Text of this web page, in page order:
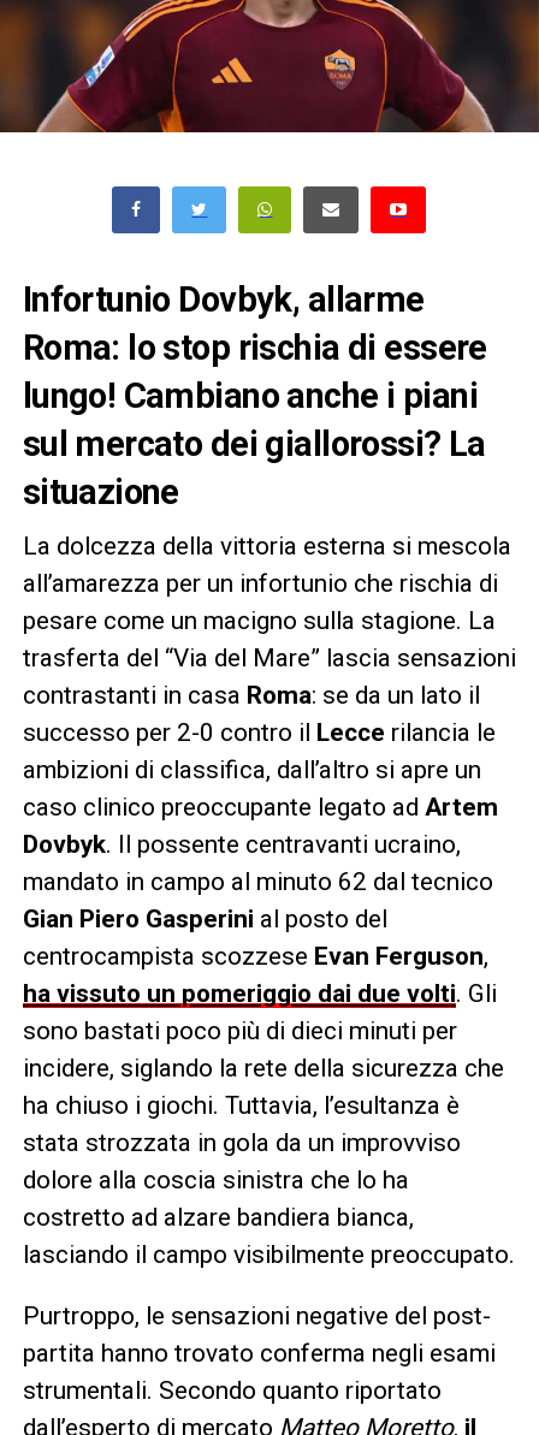
Infortunio Dovbyk, allarme
Roma: lo stop rischia di essere
lungo! Cambiano anche i piani
sul mercato dei giallorossi? La
situazione
La dolcezza della vittoria esterna si mescola
all’amarezza per un infortunio che rischia di
pesare come un macigno sulla stagione. La
trasferta del “Via del Mare” lascia sensazioni
contrastanti in casa Roma: se da un lato il
successo per 2-0 contro il Lecce rilancia le
ambizioni di classifica, dall’altro si apre un
caso clinico preoccupante legato ad Artem
Dovbyk. Il possente centravanti ucraino,
mandato in campo al minuto 62 dal tecnico
Gian Piero Gasperini al posto del
centrocampista scozzese Evan Ferguson,
ha vissuto un pomeriggio dai due volti. Gli
sono bastati poco più di dieci minuti per
incidere, siglando la rete della sicurezza che
ha chiuso i giochi. Tuttavia, l’esultanza è
stata strozzata in gola da un improvviso
dolore alla coscia sinistra che lo ha
costretto ad alzare bandiera bianca,
lasciando il campo visibilmente preoccupato.
Purtroppo, le sensazioni negative del post-
partita hanno trovato conferma negli esami
strumentali. Secondo quanto riportato
dall’esperto di mercato Matteo Moretto, il